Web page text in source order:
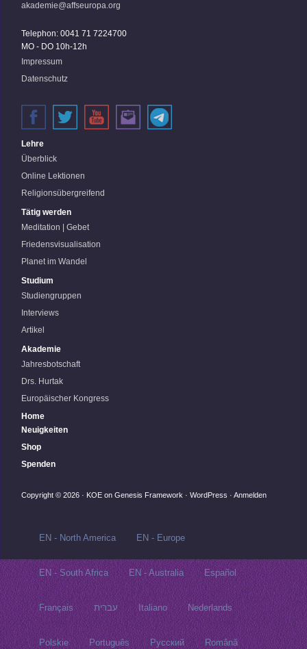
akademie@affseuropa.org
Telephon: 0041 71 7224700
MO - DO 10h-12h
Impressum
Datenschutz
Lehre
Überblick
Online Lektionen
Religionsübergreifend
Tätig werden
Meditation | Gebet
Friedensvisualisation
Planet im Wandel
Studium
Studiengruppen
Interviews
Artikel
Akademie
Jahresbotschaft
Drs. Hurtak
Europäischer Kongress
Home
Neuigkeiten
Shop
Spenden
Copyright © 2026 · KOE on Genesis Framework · WordPress · Anmelden
EN - North America EN - Europe
EN - South Africa EN - Australia Español
Français עברית Italiano Nederlands
Polskie Português Русский‬ Română